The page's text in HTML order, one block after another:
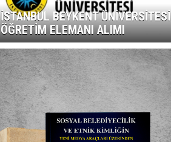
İSTANBUL BEYKENT ÜNİVERSİTESİ
ÖĞRETİM ELEMANI ALIMI